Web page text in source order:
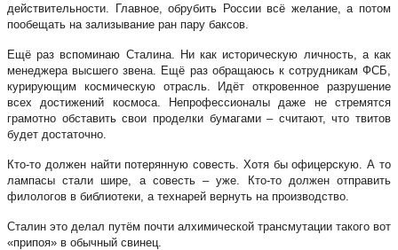
действительности. Главное, обрубить России всё желание, а потом
пообещать на зализывание ран пару баксов.
Ещё раз вспоминаю Сталина. Ни как историческую личность, а как
менеджера высшего звена. Ещё раз обращаюсь к сотрудникам ФСБ,
курирующим космическую отрасль. Идёт откровенное разрушение
всех достижений космоса. Непрофессионалы даже не стремятся
грамотно обставить свои проделки бумагами – считают, что твитов
будет достаточно.
Кто-то должен найти потерянную совесть. Хотя бы офицерскую. А то
лампасы стали шире, а совесть – уже. Кто-то должен отправить
филологов в библиотеки, а технарей вернуть на производство.
Сталин это делал путём почти алхимической трансмутации такого вот
«припоя» в обычный свинец.